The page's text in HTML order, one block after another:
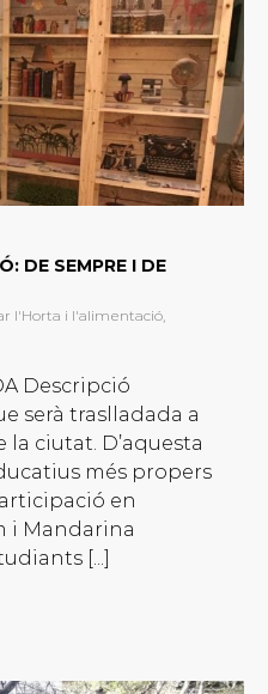
DE SEMPRE I DE
l'Horta i l'alimentació,
Descripció
serà traslladada a
ciutat. D’aquesta
més propers
en
i Mandarina
[...]